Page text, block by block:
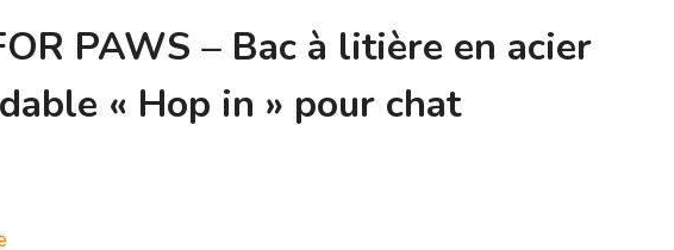
PAWS – Bac à litière en acier
« Hop in » pour chat